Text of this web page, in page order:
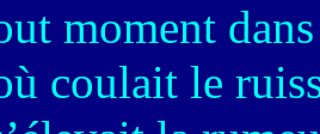
moment
coulait le